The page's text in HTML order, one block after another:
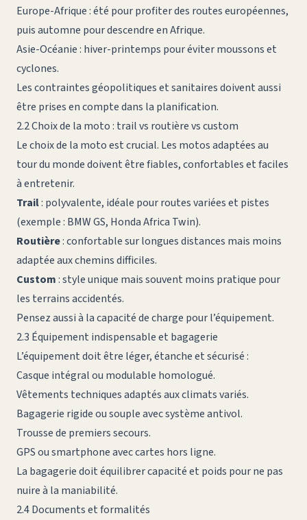
Europe-Afrique : été pour profiter des routes européennes,
puis automne pour descendre en Afrique.
Asie-Océanie : hiver-printemps pour éviter moussons et
cyclones.
Les contraintes géopolitiques et sanitaires doivent aussi
être prises en compte dans la planification.
2.2 Choix de la moto : trail vs routière vs custom
Le choix de la moto est crucial. Les motos adaptées au
tour du monde doivent être fiables, confortables et faciles
à entretenir.
Trail: polyvalente, idéale pour routes variées et pistes
(exemple : BMW GS, Honda Africa Twin).
Routière: confortable sur longues distances mais moins
adaptée aux chemins difficiles.
Custom: style unique mais souvent moins pratique pour
les terrains accidentés.
Pensez aussi à la capacité de charge pour l’équipement.
2.3 Équipement indispensable et bagagerie
L’équipement doit être léger, étanche et sécurisé :
Casque intégral ou modulable homologué.
Vêtements techniques adaptés aux climats variés.
Bagagerie rigide ou souple avec système antivol.
Trousse de premiers secours.
GPS ou smartphone avec cartes hors ligne.
La bagagerie doit équilibrer capacité et poids pour ne pas
nuire à la maniabilité.
2.4 Documents et formalités